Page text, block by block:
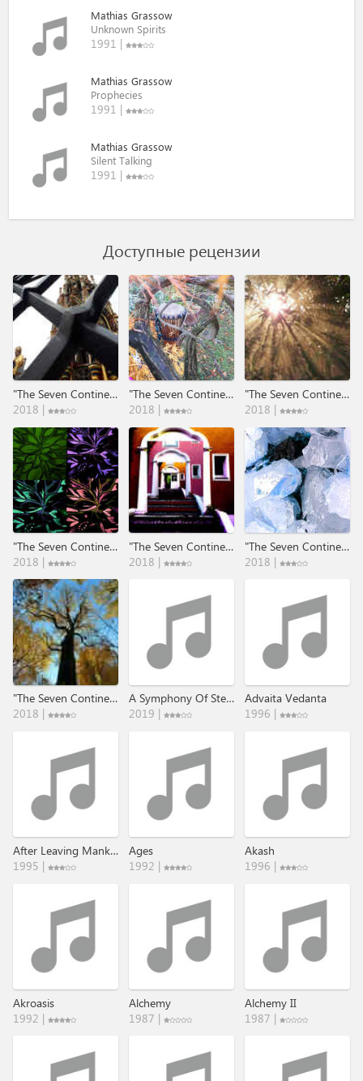
Mathias Grassow
Unknown Spirits
1991 |
Mathias Grassow
Prophecies
1991 |
Mathias Grassow
Silent Talking
1991 |
Доступные рецензии
"The Seven Continents" - Part 1: Europa .​.​. Through The Times​.​.​.
2018 |
"The Seven Continents" - Part 2: Afrika .​.​.​Through The Times​.​.​.
2018 |
"The Seven Continents" - Part 3: Suedamerika .​.​. Through The Times​.​.​.
2018 |
"The Seven Continents" - Part 4: Australien .​.​. Through The Times​.​.​.
2018 |
"The Seven Continents" - Part 5: Asien .​.​. Through The Times​.​.​.
2018 |
"The Seven Continents" - Part 6 : Suedpol .​.​. Through The Times​.​.​.
2018 |
"The Seven Continents" - Part 7: Nordamerika .​.​. Through The Times​.​.​.
2018 |
A Symphony Of Steel Outtakes
2019 |
Advaita Vedanta
1996 |
After Leaving Mankind's Boundaries
1995 |
Ages
1992 |
Akash
1996 |
Akroasis
1992 |
Alchemy
1987 |
Alchemy II
1987 |